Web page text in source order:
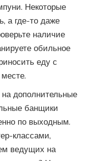
Некоторые
а где-то даже
наличие
обильное
еду с
дополнительные
банщики
по выходным.
классами,
ведущих на